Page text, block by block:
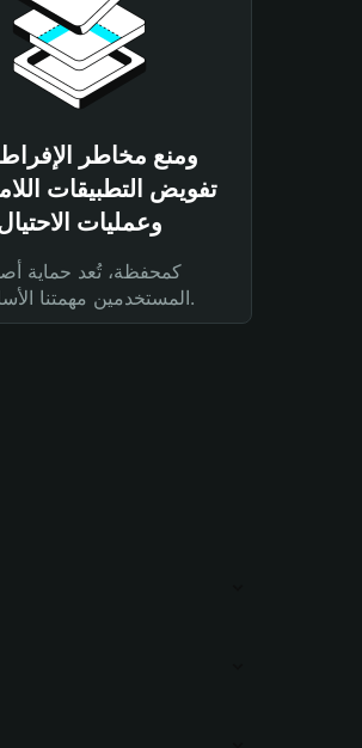
ومنع مخاطر
تفويض التطبيقات
وعمليات
كمحفظة، تُعد حماية
المستخدمين مهمتنا الأساسية.